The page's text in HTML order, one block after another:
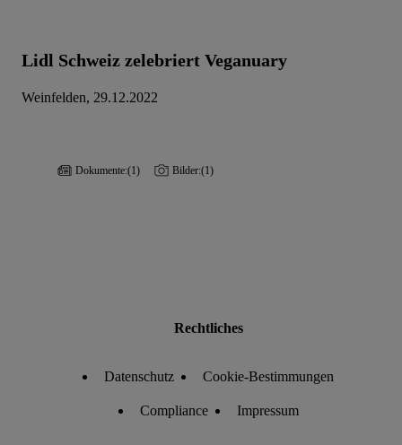
Lidl Schweiz zelebriert Veganuary
Weinfelden, 29.12.2022
Dokumente:(1) Bilder:(1)
Rechtliches
Datenschutz Cookie-Bestimmungen
Compliance Impressum